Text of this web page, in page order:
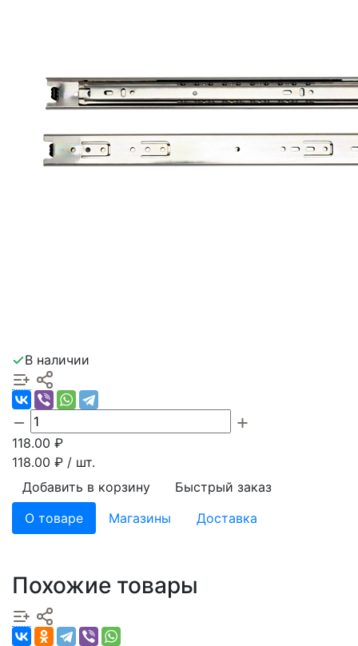
В наличии
118.00 ₽
118.00 ₽ / шт.
Добавить в корзину
Быстрый заказ
О товаре
Магазины Доставка
Похожие товары